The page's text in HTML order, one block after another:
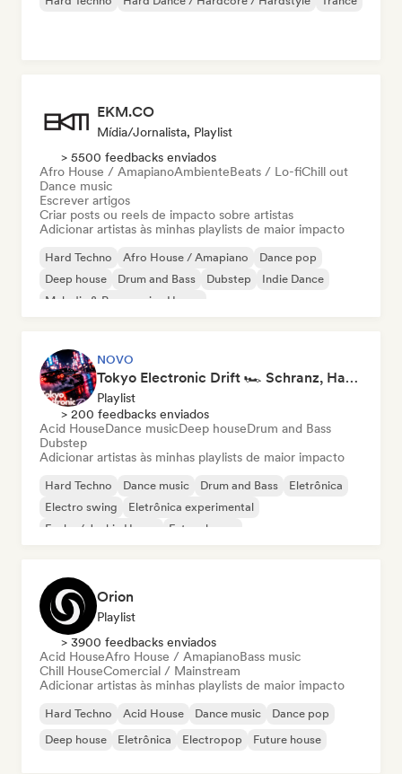
EKM.CO
Mídia/Jornalista, Playlist
> 5500 feedbacks enviados
Afro House / AmapianoAmbienteBeats / Lo-fiChill out
Dance music
Escrever artigos
Criar posts ou reels de impacto sobre artistas
Adicionar artistas às minhas playlists de maior impacto
Hard Techno Afro House / Amapiano
Dance pop
Deep house
Drum and Bass Dubstep
Indie Dance
Melodic & Progressive House
NOVO
Tokyo Electronic Drift 🏎️ Schranz, Hard Techno & Anime EDM
Playlist
> 200 feedbacks enviados
Acid HouseDance musicDeep houseDrum and Bass
Dubstep
Adicionar artistas às minhas playlists de maior impacto
Hard Techno Dance music Drum and Bass
Eletrônica
Electro swing
Eletrônica experimental
Funky / Jackin House
Future house
Orion
Playlist
> 3900 feedbacks enviados
Acid HouseAfro House / AmapianoBass music
Chill HouseComercial / Mainstream
Adicionar artistas às minhas playlists de maior impacto
Hard Techno Acid House Dance music
Dance pop
Deep house
Eletrônica Electropop Future house